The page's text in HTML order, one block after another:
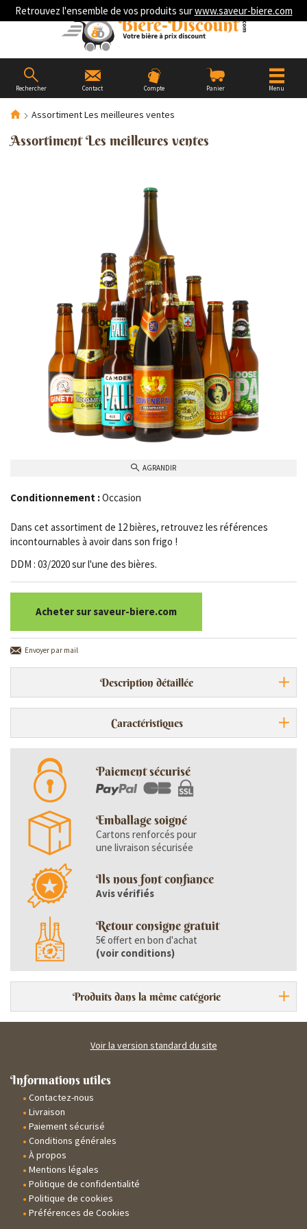
Retrouvez l'ensemble de vos produits surwww.saveur-biere.com
Rechercher Contact Compte Panier Menu
Assortiment Les meilleures ventes
Assortiment Les meilleures ventes
AGRANDIR
Conditionnement :Occasion
Dans cet assortiment de 12 bières, retrouvez les références
incontournables à avoir dans son frigo !
DDM : 03/2020 sur l'une des bières.
Acheter sur saveur-biere.com
Envoyer par mail
Description détaillée
Caractéristiques
Paiement sécurisé
Emballage soigné
Cartons renforcés pour
une livraison sécurisée
Ils nous font confiance
Avis vérifiés
Retour consigne gratuit
5€ offert en bon d'achat
(voir conditions)
Produits dans la même catégorie
Voir la version standard du site
Informations utiles
Contactez-nous
Livraison
Paiement sécurisé
Conditions générales
À propos
Mentions légales
Politique de confidentialité
Politique de cookies
Préférences de Cookies